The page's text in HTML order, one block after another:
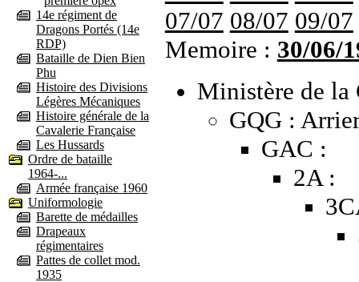
14e régiment de
Dragons Portés (14e
RDP)
Bataille de Dien Bien
Phu
Histoire des Divisions
Légères Mécaniques
Histoire générale de la
Cavalerie Française
Les Hussards
Ordre de bataille
1964-...
Armée française 1960
Uniformologie
Barette de médailles
Drapeaux
régimentaires
Pattes de collet mod.
1935
07/07 08/07 09/07
Memoire : 30/06/
Ministère de la
GQG :
GAC :
2A :